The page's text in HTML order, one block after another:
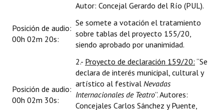
Autor: Concejal Gerardo del Río (PUL).
Posición de audio:
00h 02m 20s:
Se somete a votación el tratamiento
sobre tablas del proyecto 155/20,
siendo aprobado por unanimidad.
Posición de audio:
00h 02m 30s:
2.- Proyecto de declaración 159/20: “Se
declara de interés municipal, cultural y
artístico al festival Nevadas
Internacionales de Teatro”. Autores:
Concejales Carlos Sánchez y Puente,